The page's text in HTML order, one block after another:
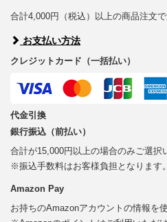
合計4,000円（税込）以上の商品注文
お支払い方法
クレジットカード（一括払い）
代金引換
銀行振込（前払い）
合計が15,000円以上の場合のみご選択
※振込手数料はお客様負担となります。
Amazon Pay
お持ちのAmazonアカウントの情報を